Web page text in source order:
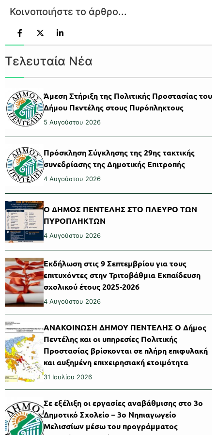
Κοινοποιήστε το άρθρο...
Τελευταία Νέα
Άμεση Στήριξη της Πολιτικής Προστασίας του
Δήμου Πεντέλης στους Πυρόπληκτους
5 Αυγούστου 2026
Πρόσκληση Σύγκλησης της 29ης τακτικής
συνεδρίασης της Δημοτικής Επιτροπής
4 Αυγούστου 2026
Ο ΔΗΜΟΣ ΠΕΝΤΕΛΗΣ ΣΤΟ ΠΛΕΥΡΟ ΤΩΝ
ΠΥΡΟΠΛΗΚΤΩΝ
4 Αυγούστου 2026
Εκδήλωση στις 9 Σεπτεμβρίου για τους
επιτυχόντες στην Τριτοβάθμια Εκπαίδευση
σχολικού έτους 2025-2026
4 Αυγούστου 2026
ΑΝΑΚΟΙΝΩΣΗ ΔΗΜΟΥ ΠΕΝΤΕΛΗΣ Ο Δήμος
Πεντέλης και οι υπηρεσίες Πολιτικής
Προστασίας βρίσκονται σε πλήρη επιφυλακή
και αυξημένη επιχειρησιακή ετοιμότητα
31 Ιουλίου 2026
Σε εξέλιξη οι εργασίες αναβάθμισης στο 3ο
Δημοτικό Σχολείο – 3ο Νηπιαγωγείο
Μελισσίων μέσω του προγράμματος